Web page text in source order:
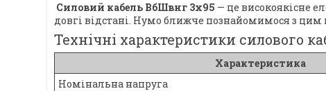
Силовий кабель ВбШвнг 3х95 — це високоякісне
довгі відстані. Нумо ближче познайомимося з цим
Технічні характеристики силового
Характеристика
Номінальна напруга